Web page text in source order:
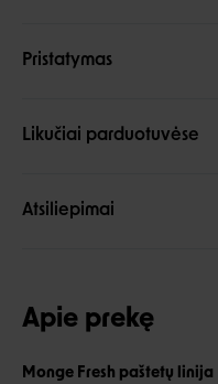
Pristatymas
Likučiai parduotuvėse
Atsiliepimai
Apie prekę
Monge Fresh paštetų linija